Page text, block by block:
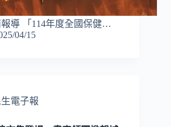
導 「114年度全國保健…
04/15
生電子報